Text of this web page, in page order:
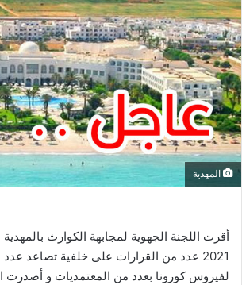
المهدية
2021 عدد من القرارات على خلفية تصاعد عدد
لفيروس كورونا بعدد من المعتمديات و أصدرت